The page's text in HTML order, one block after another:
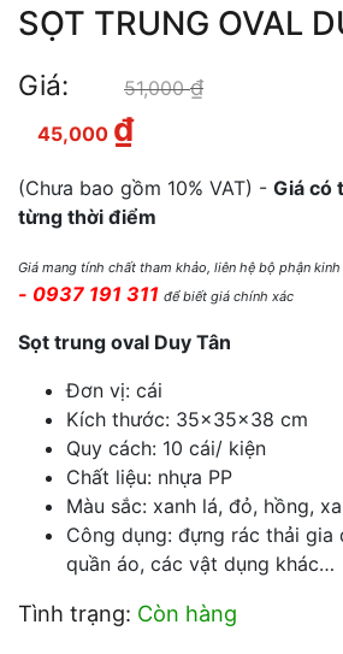
SỌT TRUNG OVAL
Giá: 51,000₫
45,000 ₫
(Chưa bao gồm 10% VAT) - Giá có
từng thời điểm
Giá mang tính chất tham khảo, liên hệ bộ phận
- 0937 191 311 để biết giá chính xác
Sọt trung oval Duy Tân
Đơn vị: cái
Kích thước: 35×35×38 cm
Quy cách: 10 cái/ kiện
Chất liệu: nhựa PP
Màu sắc: xanh lá, đỏ, hồng,
Công dụng: đựng rác thải gia
quần áo, các vật dụng khác…
Tình trạng: Còn hàng